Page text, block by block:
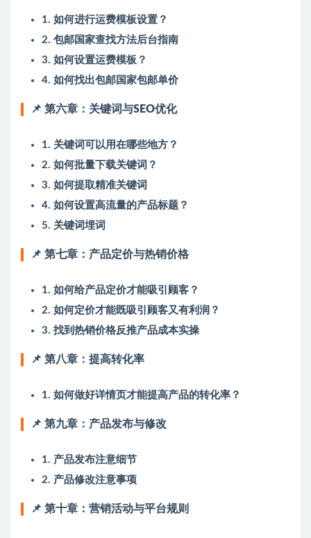
1. 如何进行运费模板设置？
2. 包邮国家查找方法后台指南
3. 如何设置运费模板？
4. 如何找出包邮国家包邮单价
📌 第六章：关键词与SEO优化
1. 关键词可以用在哪些地方？
2. 如何批量下载关键词？
3. 如何提取精准关键词
4. 如何设置高流量的产品标题？
5. 关键词埋词
📌 第七章：产品定价与热销价格
1. 如何给产品定价才能吸引顾客？
2. 如何定价才能既吸引顾客又有利润？
3. 找到热销价格反推产品成本实操
📌 第八章：提高转化率
1. 如何做好详情页才能提高产品的转化率？
📌 第九章：产品发布与修改
1. 产品发布注意细节
2. 产品修改注意事项
📌 第十章：营销活动与平台规则